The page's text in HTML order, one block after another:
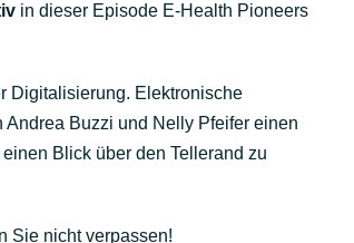
in dieser Episode E-Health Pioneers
Digitalisierung. Elektronische
Buzzi und Nelly Pfeifer einen
Blick über den Tellerand zu
Sie nicht verpassen!